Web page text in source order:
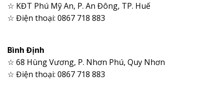
☆ KĐT Phú Mỹ An, P. An Đông, TP. Huế
☆ Điện thoại: 0867 718 883
Bình Định
☆ 68 Hùng Vương, P. Nhơn Phú, Quy Nhơn
☆ Điện thoại: 0867 718 883